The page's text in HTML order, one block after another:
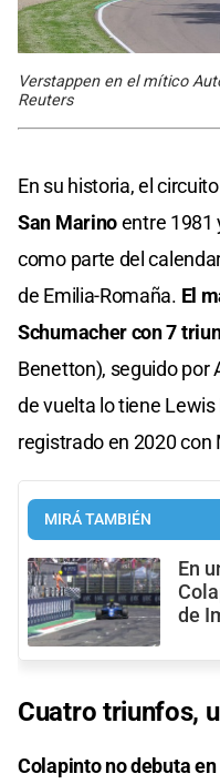
Verstappen en el mítico
Reuters
En su historia, el
San Marinoentre 1981
como parte del
de Emilia-Romaña. El
Schumacher con 7
Benetton), seguido por
de vuelta lo tiene
registrado en 2020 con
MIRÁ TAMBIÉN
En
de
Cuatro triunfos,
Colapinto no debuta